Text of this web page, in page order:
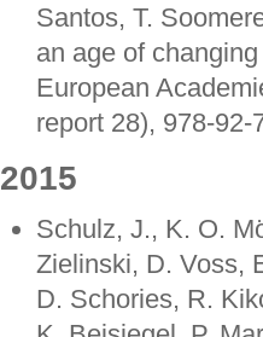
Santos, T.
an age of
European
report 28), 978-
2015
Schulz, J., K. O.
Zielinski, D. Voss,
D. Schories, R.